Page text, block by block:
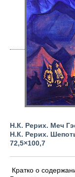
Н.К. Рерих. Меч
Н.К. Рерих.
72,5×100,7
Кратко о